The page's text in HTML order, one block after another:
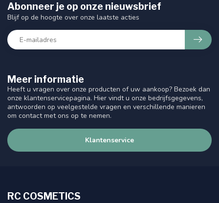
Meer informatie
Heeft u vragen over onze producten of uw aankoop? Bezoek dan
onze klantenservicepagina. Hier vindt u onze bedrijfsgegevens,
antwoorden op veelgestelde vragen en verschillende manieren
om contact met ons op te nemen.
Klantenservice
Abonneer je op onze nieuwsbrief
Blijf op de hoogte over onze laatste acties
RC COSMETICS